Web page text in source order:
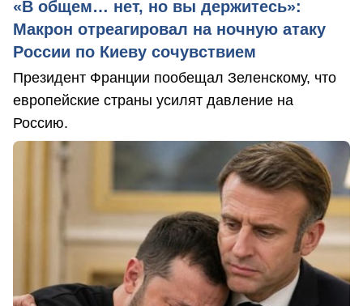
«В общем… нет, но вы держитесь»:
Макрон отреагировал на ночную атаку
России по Киеву сочувствием
Президент Франции пообещал Зеленскому, что
европейские страны усилят давление на
Россию.